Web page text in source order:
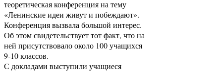
теоретическая конференция на тему
«Ленинские идеи живут и побеждают».
Конференция вызвала большой интерес.
Об этом свидетельствует тот факт, что на
ней присутствовало около 100 учащихся
9-10 классов.
С докладами выступили учащиеся